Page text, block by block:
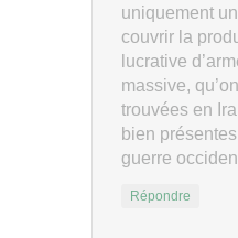
uniquement
couvrir la
lucrative
massive,
trouvées en
bien
guerre
Répondre